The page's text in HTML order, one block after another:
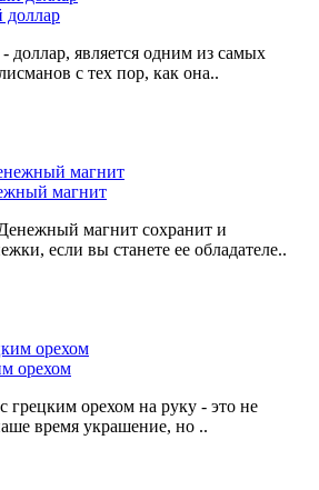
доллар
доллар, является одним из самых
с тех пор, как она..
магнит
магнит сохранит и
если вы станете ее обладателе..
орехом
грецким орехом на руку - это не
время украшение, но ..